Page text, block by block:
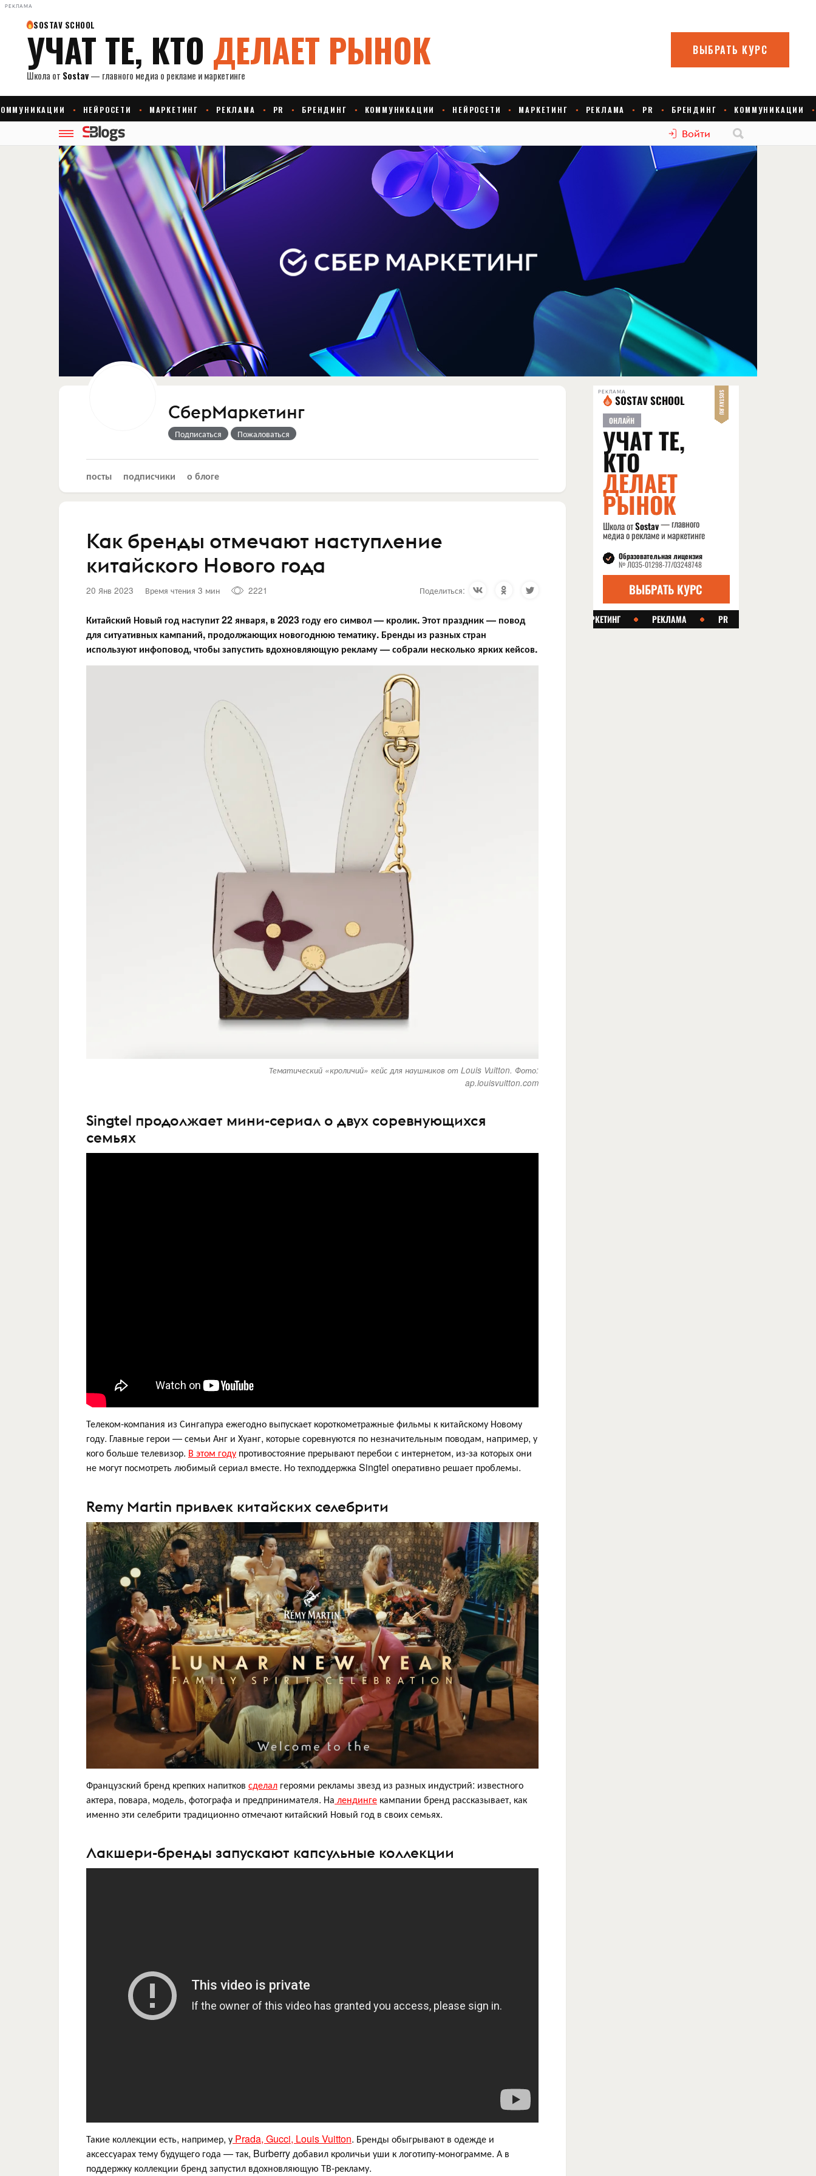
РЕКЛАМА
Войти
СберМаркетинг
Подписаться Пожаловаться
посты подписчики о блоге
Как бренды отмечают наступление
китайского Нового года
20 Янв 2023 Время чтения 3 мин 2221 Поделиться:
Китайский Новый год наступит 22 января, в 2023 году его символ — кролик. Этот праздник — повод
для ситуативных кампаний, продолжающих новогоднюю тематику. Бренды из разных стран
используют инфоповод, чтобы запустить вдохновляющую рекламу — собрали несколько ярких кейсов.
Тематический «кроличий» кейс для наушников от Louis Vuitton. Фото:
ap.louisvuitton.com
Singtel продолжает мини-сериал о двух соревнующихся
семьях
Телеком-компания из Сингапура ежегодно выпускает короткометражные фильмы к китайскому Новому
году. Главные герои — семьи Анг и Хуанг, которые соревнуются по незначительным поводам, например, у
кого больше телевизор. В этом году противостояние прерывают перебои с интернетом, из-за которых они
не могут посмотреть любимый сериал вместе. Но техподдержка Singtel оперативно решает проблемы.
Remy Martin привлек китайских селебрити
Французский бренд крепких напитков сделал героями рекламы звезд из разных индустрий: известного
актера, повара, модель, фотографа и предпринимателя. На лендинге кампании бренд рассказывает, как
именно эти селебрити традиционно отмечают китайский Новый год в своих семьях.
Лакшери-бренды запускают капсульные коллекции
Такие коллекции есть, например, у Prada, Gucci, Louis Vuitton. Бренды обыгрывают в одежде и
аксессуарах тему будущего года — так, Burberry добавил кроличьи уши к логотипу-монограмме. А в
поддержку коллекции бренд запустил вдохновляющую ТВ-рекламу.
РЕКЛАМА